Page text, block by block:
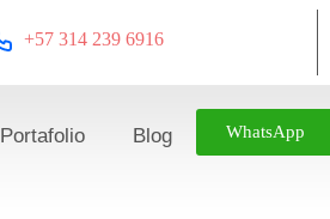
+57 314 239 6916
Portafolio Blog WhatsApp